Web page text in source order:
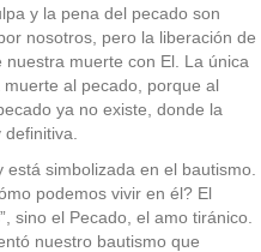
y la pena del pecado son
nosotros, pero la liberación de
muerte con El. La única
al pecado, porque al
ya no existe, donde la
simbolizada en el bautismo.
podemos vivir en él? El
sino el Pecado, el amo tiránico.
nuestro bautismo que